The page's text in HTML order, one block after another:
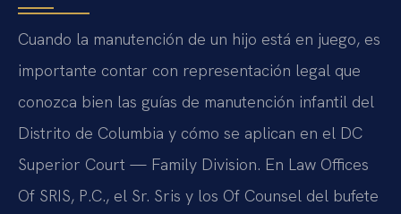
Cuando la manutención de un hijo está en juego, es
importante contar con representación legal que
conozca bien las guías de manutención infantil del
Distrito de Columbia y cómo se aplican en el DC
Superior Court — Family Division. En Law Offices
Of SRIS, P.C., el Sr. Sris y los Of Counsel del bufete